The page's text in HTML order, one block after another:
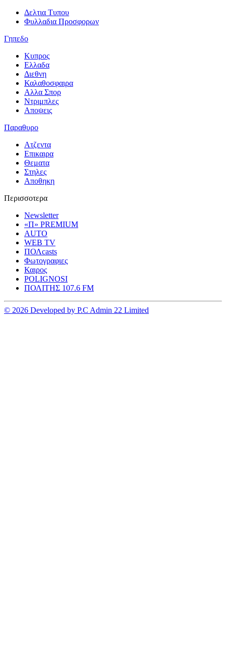
Δελτια Τυπου
Φυλλαδια Προσφορων
Γηπεδο
Κυπρος
Ελλαδα
Διεθνη
Καλαθοσφαιρα
Αλλα Σπορ
Ντριμπλες
Αποψεις
Παραθυρο
Ατζεντα
Επικαιρα
Θεματα
Στηλες
Αποθηκη
Περισσοτερα
Newsletter
«Π» PREMIUM
AUTO
WEB TV
ΠΟΛcasts
Φωτογραφιες
Καιρος
POLIGNOSI
ΠΟΛΙΤΗΣ 107.6 FM
© 2026 Developed by P.C Admin 22 Limited